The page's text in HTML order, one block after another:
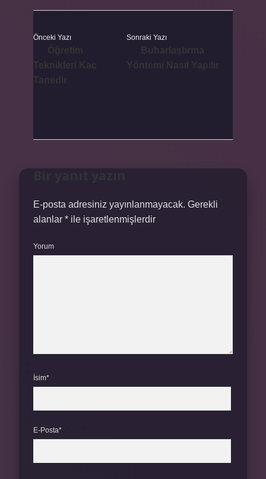
Önceki Yazı Sonraki Yazı
E-posta adresiniz yayınlanmayacak. Gerekli
alanlar * ile işaretlenmişlerdir
Yorum
İsim*
E-Posta*